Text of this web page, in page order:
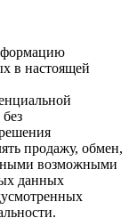
в настоящей
продажу, обмен,
возможными
данных